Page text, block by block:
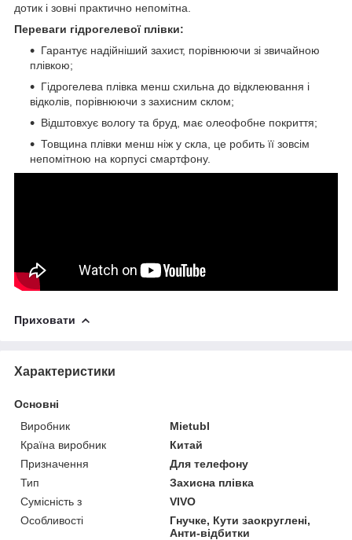
дотик і зовні практично непомітна.
Переваги гідрогелевої плівки:
Гарантує надійніший захист, порівнюючи зі звичайною
плівкою;
Гідрогелева плівка менш схильна до відклеювання і
відколів, порівнюючи з захисним склом;
Відштовхує вологу та бруд, має олеофобне покриття;
Товщина плівки менш ніж у скла, це робить її зовсім
непомітною на корпусі смартфону.
Приховати
Характеристики
Основні
Виробник
Mietubl
Країна виробник
Китай
Призначення
Для телефону
Тип
Захисна плівка
Сумісність з
VIVO
Особливості
Гнучке, Кути заокруглені,
Анти-відбитки